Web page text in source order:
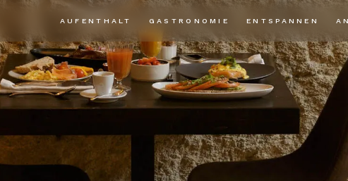
AUFENTHALT GASTRONOMIE ENTSPANNEN